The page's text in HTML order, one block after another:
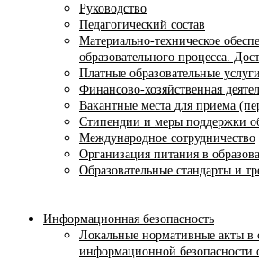
Руководство
Педагогический состав
Материально-техническое
образовательного процесса.
Платные образовательные услуги
Финансово-хозяйственная
Вакантные места для приема
Стипендии и меры поддержки
Международное сотрудничество
Организация питания в
Образовательные стандарты и
Информационная безопасность
Локальные нормативные акты в
информационной безопасности